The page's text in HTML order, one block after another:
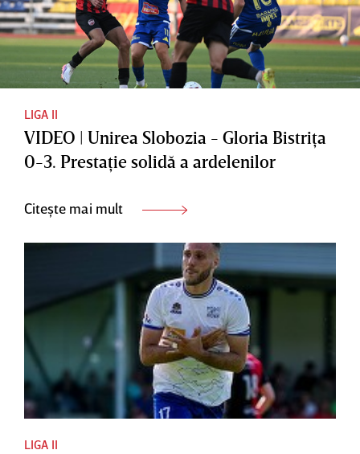
LIGA II
VIDEO | Unirea Slobozia - Gloria Bistriţa
0-3. Prestaţie solidă a ardelenilor
Citește mai mult
LIGA II